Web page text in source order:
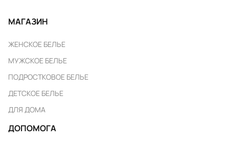
МАГАЗИН
ЖЕНСКОЕ БЕЛЬЕ
МУЖСКОЕ БЕЛЬЕ
ПОДРОСТКОВОЕ БЕЛЬЕ
ДЕТСКОЕ БЕЛЬЕ
ДЛЯ ДОМА
ДОПОМОГА